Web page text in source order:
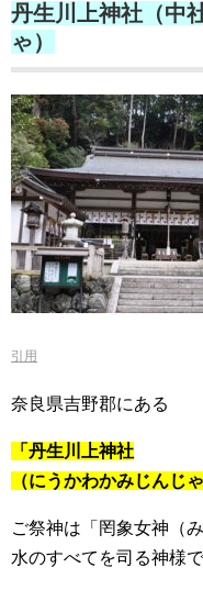
丹生川上神社（中
ゃ）
引用
奈良県吉野郡にある
「丹生川上神社
（にうかわかみじんじ
ご祭神は「罔象女神（
水のすべてを司る神様で